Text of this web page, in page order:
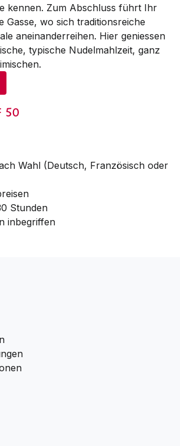
kennen. Zum Abschluss führt Ihr
Gasse, wo sich traditionsreiche
aneinanderreihen. Hier geniessen
typische Nudelmahlzeit, ganz
50
Wahl (Deutsch, Französisch oder
Stunden
inbegriffen